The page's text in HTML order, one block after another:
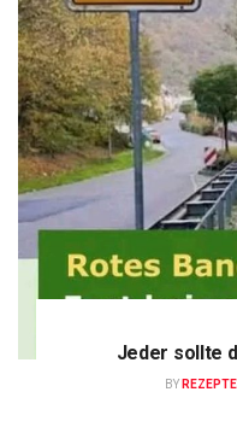
Jeder sollte
BY